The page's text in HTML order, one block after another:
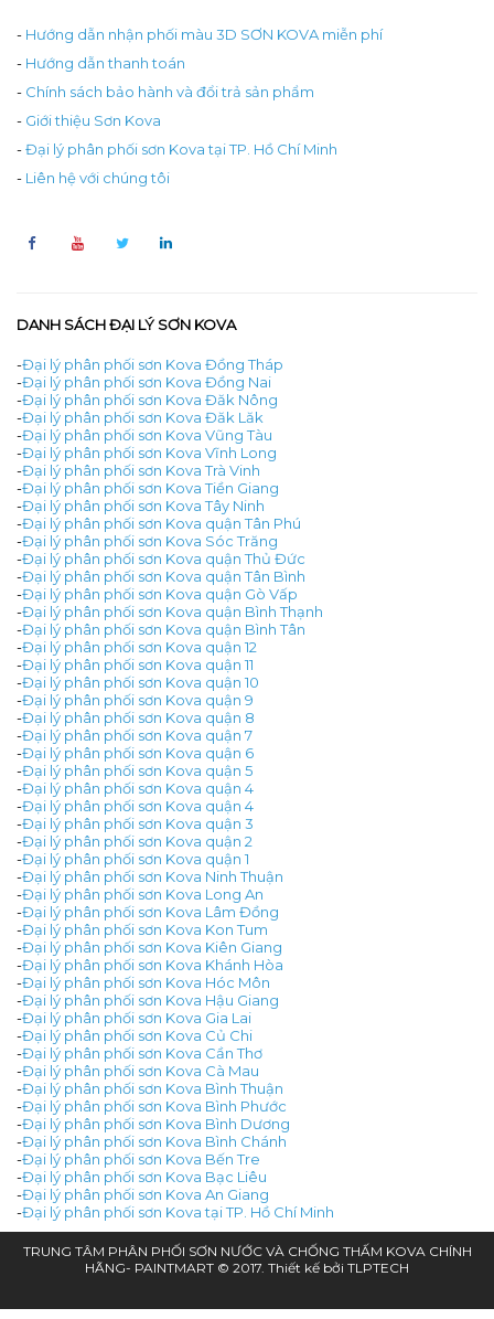
- Hướng dẫn nhận phối màu 3D SƠN KOVA miễn phí
- Hướng dẫn thanh toán
- Chính sách bảo hành và đổi trả sản phẩm
- Giới thiệu Sơn Kova
-Đại lý phân phối sơn Kova tại TP. Hồ Chí Minh
- Liên hệ với chúng tôi
DANH SÁCH ĐẠI LÝ SƠN KOVA
-Đại lý phân phối sơn Kova Đồng Tháp
-Đại lý phân phối sơn Kova Đồng Nai
-Đại lý phân phối sơn Kova Đăk Nông
-Đại lý phân phối sơn Kova Đăk Lăk
-Đại lý phân phối sơn Kova Vũng Tàu
-Đại lý phân phối sơn Kova Vĩnh Long
-Đại lý phân phối sơn Kova Trà Vinh
-Đại lý phân phối sơn Kova Tiền Giang
-Đại lý phân phối sơn Kova Tây Ninh
-Đại lý phân phối sơn Kova quận Tân Phú
-Đại lý phân phối sơn Kova Sóc Trăng
-Đại lý phân phối sơn Kova quận Thủ Đức
-Đại lý phân phối sơn Kova quận Tân Bình
-Đại lý phân phối sơn Kova quận Gò Vấp
-Đại lý phân phối sơn Kova quận Bình Thạnh
-Đại lý phân phối sơn Kova quận Bình Tân
-Đại lý phân phối sơn Kova quận 12
-Đại lý phân phối sơn Kova quận 11
-Đại lý phân phối sơn Kova quận 10
-Đại lý phân phối sơn Kova quận 9
-Đại lý phân phối sơn Kova quận 8
-Đại lý phân phối sơn Kova quận 7
-Đại lý phân phối sơn Kova quận 6
-Đại lý phân phối sơn Kova quận 5
-Đại lý phân phối sơn Kova quận 4
-Đại lý phân phối sơn Kova quận 4
-Đại lý phân phối sơn Kova quận 3
-Đại lý phân phối sơn Kova quận 2
-Đại lý phân phối sơn Kova quận 1
-Đại lý phân phối sơn Kova Ninh Thuận
-Đại lý phân phối sơn Kova Long An
-Đại lý phân phối sơn Kova Lâm Đồng
-Đại lý phân phối sơn Kova Kon Tum
-Đại lý phân phối sơn Kova Kiên Giang
-Đại lý phân phối sơn Kova Khánh Hòa
-Đại lý phân phối sơn Kova Hóc Môn
-Đại lý phân phối sơn Kova Hậu Giang
-Đại lý phân phối sơn Kova Gia Lai
-Đại lý phân phối sơn Kova Củ Chi
-Đại lý phân phối sơn Kova Cần Thơ
-Đại lý phân phối sơn Kova Cà Mau
-Đại lý phân phối sơn Kova Bình Thuận
-Đại lý phân phối sơn Kova Bình Phước
-Đại lý phân phối sơn Kova Bình Dương
-Đại lý phân phối sơn Kova Bình Chánh
-Đại lý phân phối sơn Kova Bến Tre
-Đại lý phân phối sơn Kova Bạc Liêu
-Đại lý phân phối sơn Kova An Giang
-Đại lý phân phối sơn Kova tại TP. Hồ Chí Minh
TRUNG TÂM PHÂN PHỐI SƠN NƯỚC VÀ CHỐNG THẤM KOVA CHÍNH
HÃNG- PAINTMART © 2017. Thiết kế bởi TLPTECH